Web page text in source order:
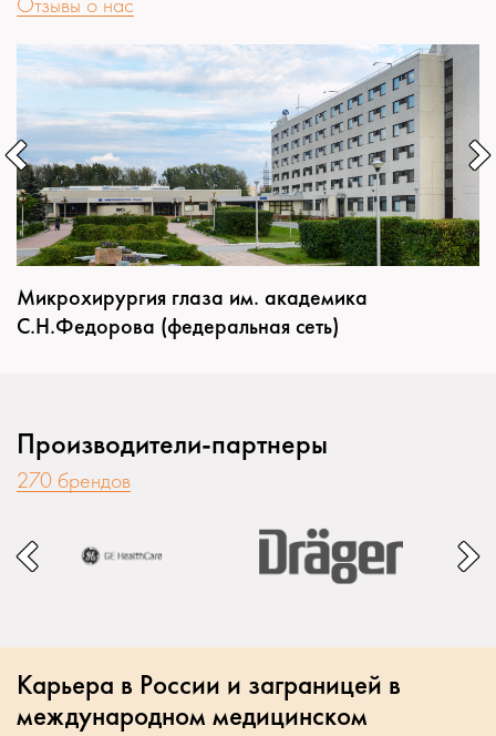
Микрохирургия глаза им. академика
С.Н.Федорова (федеральная сеть)
Производители-партнеры
270 брендов
Карьера в России и заграницей в
международном медицинском